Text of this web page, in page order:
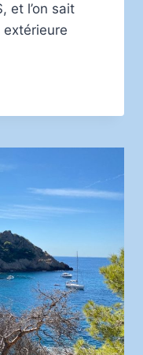
et l’on sait